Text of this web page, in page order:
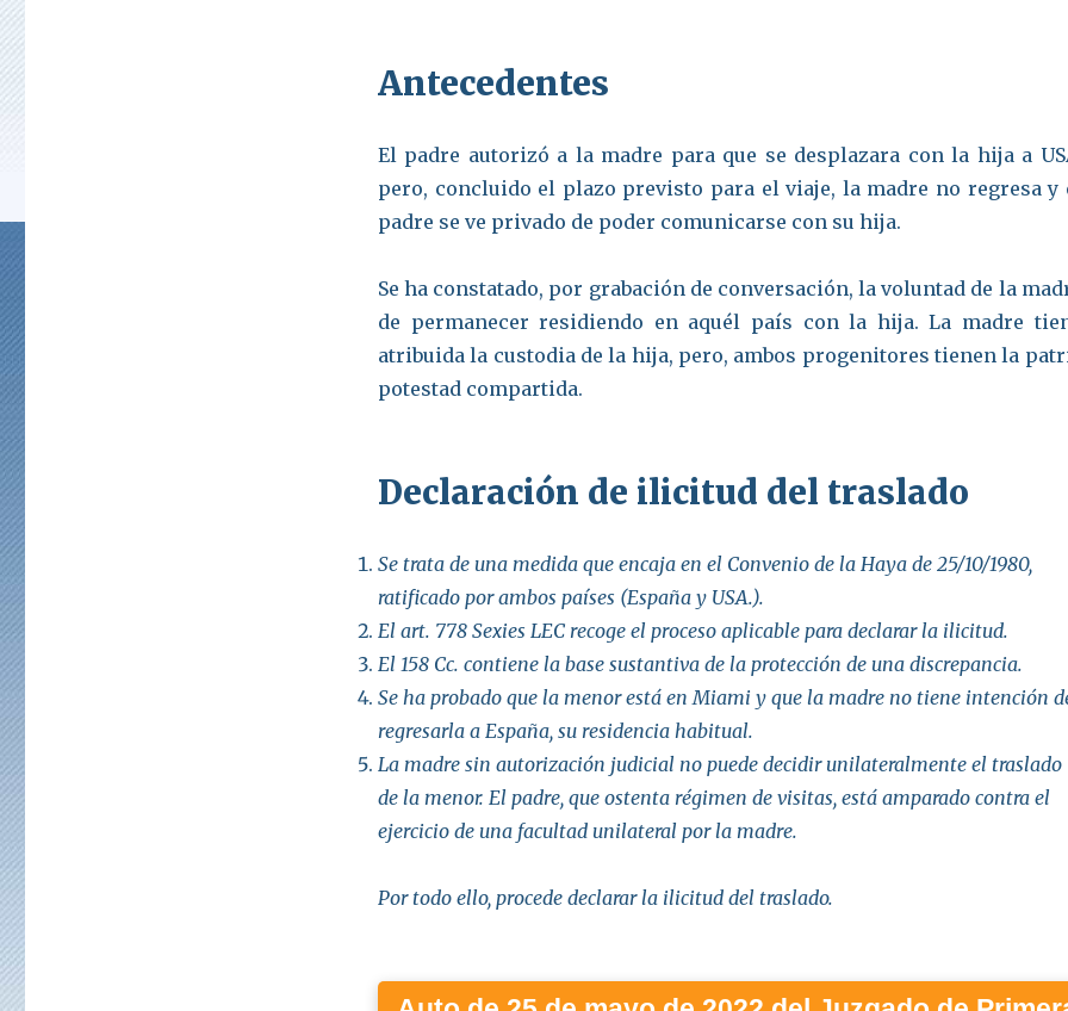
Antecedentes
El padre autorizó a la madre para que se desplazara con la hija a
pero, concluido el plazo previsto para el viaje, la madre no regresa y
padre se ve privado de poder comunicarse con su hija.
Se ha constatado, por grabación de conversación, la voluntad de la
de permanecer residiendo en aquél país con la hija. La madre
atribuida la custodia de la hija, pero, ambos progenitores tienen la
potestad compartida.
Declaración de ilicitud del traslado
Se trata de una medida que encaja en el Convenio de la Haya de 25/10/1980,
ratificado por ambos países (España y USA.).
El art. 778 Sexies LEC recoge el proceso aplicable para declarar la ilicitud.
El 158 Cc. contiene la base sustantiva de la protección de una discrepancia.
Se ha probado que la menor está en Miami y que la madre no tiene intención
regresarla a España, su residencia habitual.
La madre sin autorización judicial no puede decidir unilateralmente el traslado
de la menor. El padre, que ostenta régimen de visitas, está amparado contra el
ejercicio de una facultad unilateral por la madre.
Por todo ello, procede declarar la ilicitud del traslado.